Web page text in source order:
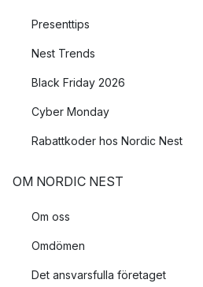
Presenttips
Nest Trends
Black Friday 2026
Cyber Monday
Rabattkoder hos Nordic Nest
OM NORDIC NEST
Om oss
Omdömen
Det ansvarsfulla företaget